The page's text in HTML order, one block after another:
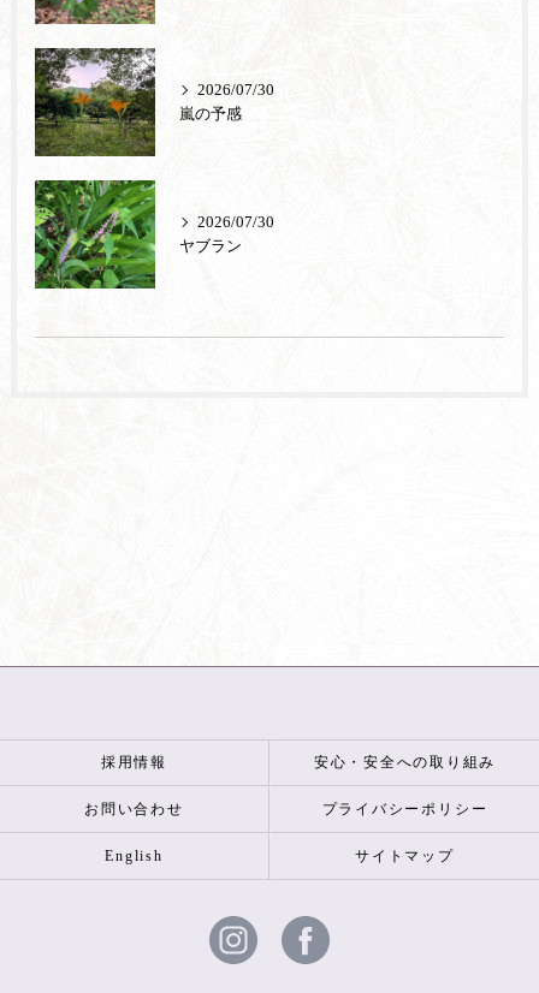
2026/07/30
嵐の予感
2026/07/30
ヤブラン
採用情報 安心・安全への取り組み
お問い合わせ プライバシーポリシー
English サイトマップ